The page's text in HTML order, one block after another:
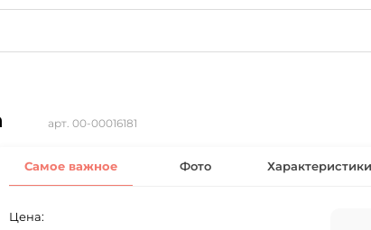
арт. 00-00016181
Самое важное Фото Характеристики
Цена: